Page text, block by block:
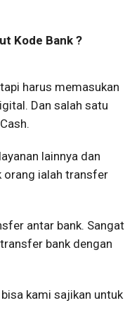
Kode Bank ?
harus memasukan
Dan salah satu
lainnya dan
orang ialah transfer
antar bank. Sangat
bank dengan
kami sajikan untuk